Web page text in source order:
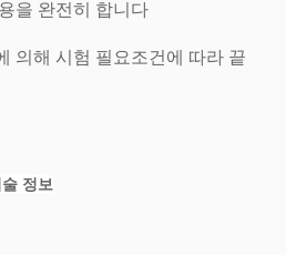
을 완전히 합니다
의해 시험 필요조건에 따라 끝
정보